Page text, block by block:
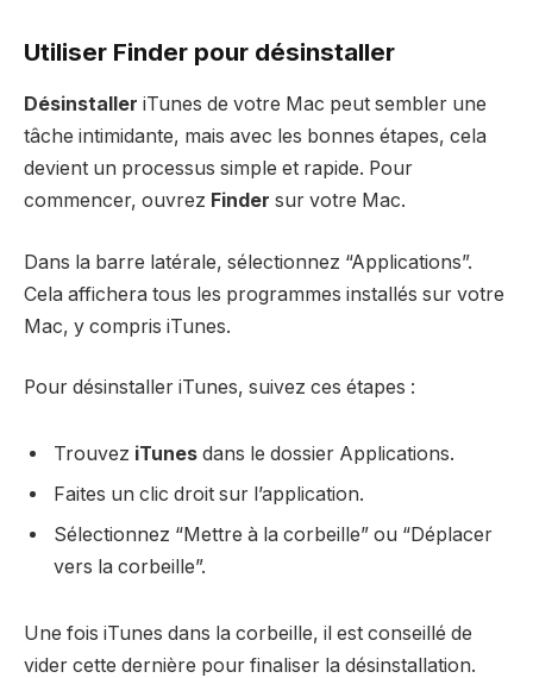
Utiliser Finder pour désinstaller
Désinstaller iTunes de votre Mac peut sembler une
tâche intimidante, mais avec les bonnes étapes, cela
devient un processus simple et rapide. Pour
commencer, ouvrez Finder sur votre Mac.
Dans la barre latérale, sélectionnez “Applications”.
Cela affichera tous les programmes installés sur votre
Mac, y compris iTunes.
Pour désinstaller iTunes, suivez ces étapes :
Trouvez iTunes dans le dossier Applications.
Faites un clic droit sur l’application.
Sélectionnez “Mettre à la corbeille” ou “Déplacer
vers la corbeille”.
Une fois iTunes dans la corbeille, il est conseillé de
vider cette dernière pour finaliser la désinstallation.